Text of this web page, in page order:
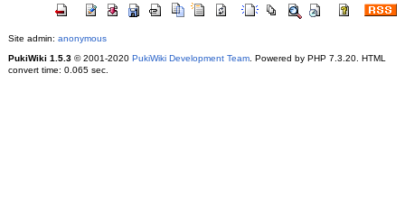
Site admin: anonymous
PukiWiki 1.5.3© 2001-2020 PukiWiki Development Team. Powered by PHP 7.3.20. HTML
convert time: 0.065 sec.